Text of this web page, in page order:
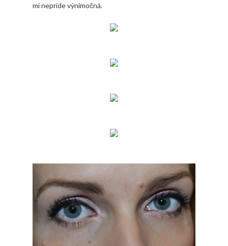
mi nepríde výnimočná.